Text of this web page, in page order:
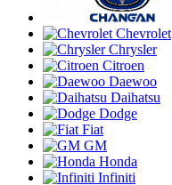
Chevrolet
Chrysler
Citroen
Daewoo
Daihatsu
Dodge
Fiat
GM
Honda
Infiniti